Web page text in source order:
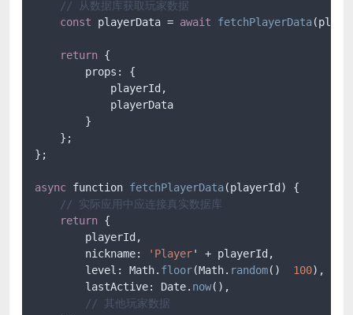
// 从数据库获取玩家数据
const playerData = await fetchPlayerData
return {
        props: {
            playerId,
            playerData
        }
    };
};
async function fetchPlayerData(playerId) {
// 实际应用中应连接真实数据库
return {
        playerId,
        nickname:
'Player' + playerId,
        level: Math.
floor(Math. random() 100),
        lastActive: Date.
now(),
// 其他玩家数据